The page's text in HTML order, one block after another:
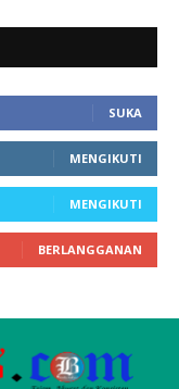
SUKA
MENGIKUTI
MENGIKUTI
BERLANGGANAN